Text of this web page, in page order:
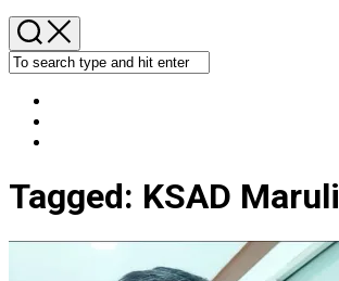
Tagged: KSAD Maruli